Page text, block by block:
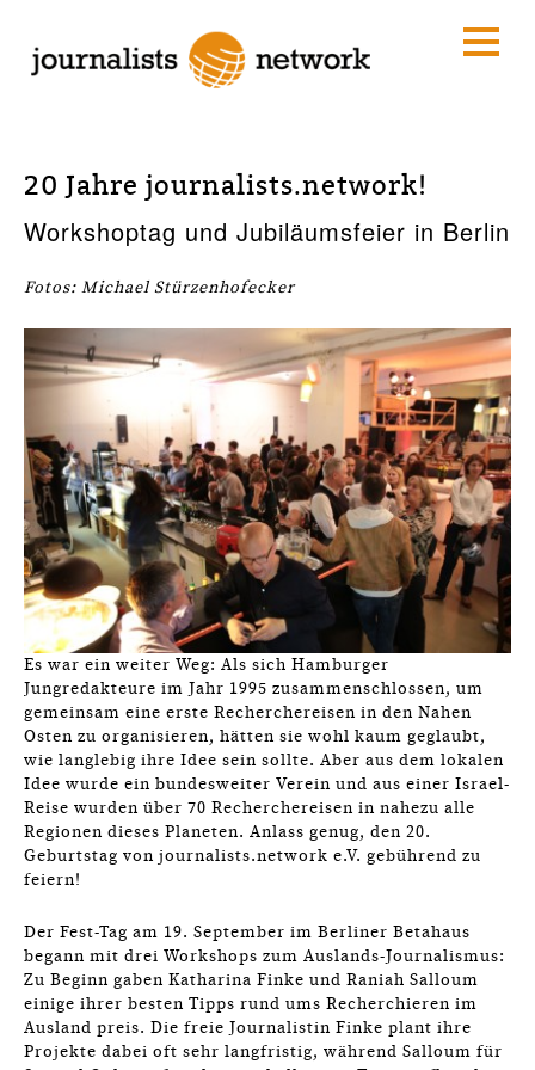
20 Jahre journalists.network!
Workshoptag und Jubiläumsfeier in Berlin
Fotos: Michael Stürzenhofecker
Es war ein weiter Weg: Als sich Hamburger
Jungredakteure im Jahr 1995 zusammenschlossen, um
gemeinsam eine erste Recherchereisen in den Nahen
Osten zu organisieren, hätten sie wohl kaum geglaubt,
wie langlebig ihre Idee sein sollte. Aber aus dem lokalen
Idee wurde ein bundesweiter Verein und aus einer Israel-
Reise wurden über 70 Recherchereisen in nahezu alle
Regionen dieses Planeten. Anlass genug, den 20.
Geburtstag von journalists.network e.V. gebührend zu
feiern!
Der Fest-Tag am 19. September im Berliner Betahaus
begann mit drei Workshops zum Auslands-Journalismus:
Zu Beginn gaben Katharina Finke und Raniah Salloum
einige ihrer besten Tipps rund ums Recherchieren im
Ausland preis. Die freie Journalistin Finke plant ihre
Projekte dabei oft sehr langfristig, während Salloum für